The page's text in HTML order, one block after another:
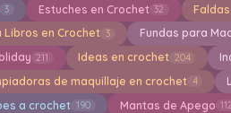
3 Estuches en Crochet 32
Libros en Crochet 3 Fundas para
211 Ideas en crochet 204
de maquillaje en crochet 4
a crochet 190 Mantas de Apego 112